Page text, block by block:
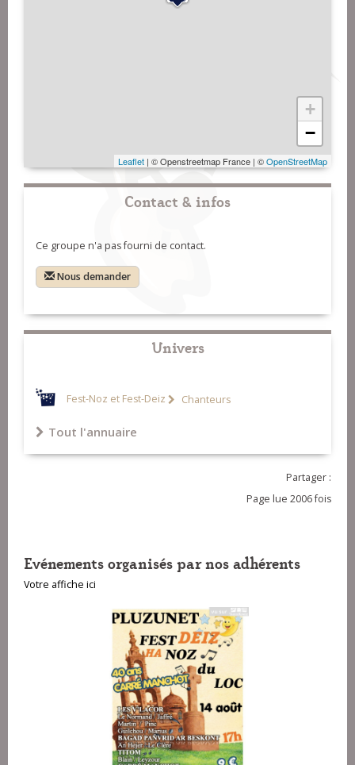
+
−
Leaflet | © Openstreetmap France | ©OpenStreetMap
Contact & infos
Ce groupe n'a pas fourni de contact.
Nous demander
Univers
Fest-Noz et Fest-Deiz Chanteurs
Tout l'annuaire
Partager :
Page lue 2006 fois
Evénements organisés par nos adhérents
Votre affiche ici